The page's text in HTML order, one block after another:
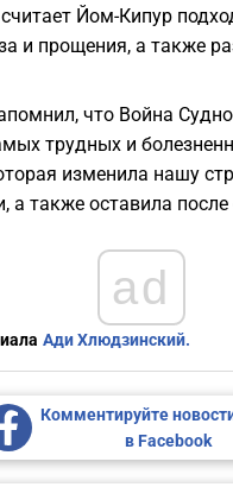
Йом-Кипур
и прощения, а также
что Война
трудных и
изменила нашу
а также оставила
ad
Ади Хлюдзинский.
Комментируйте
в Facebook